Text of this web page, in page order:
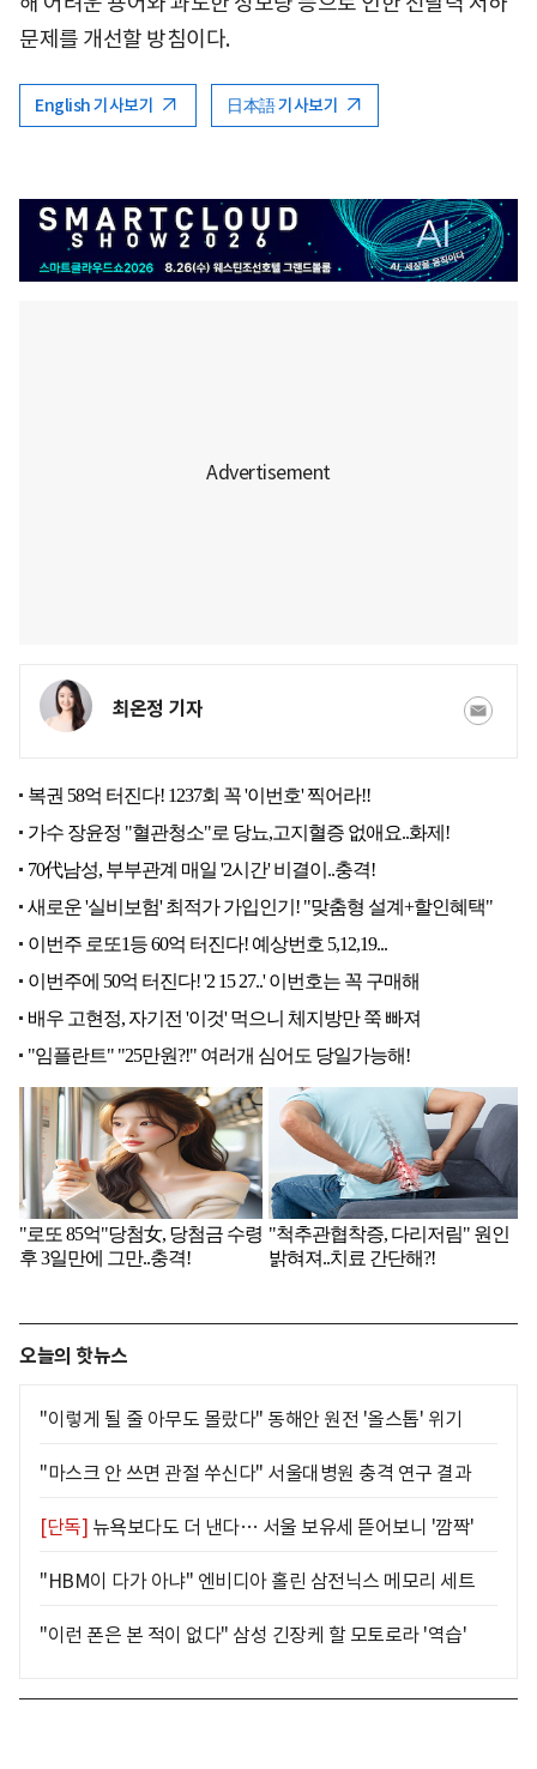
문제를 개선할 방침이다.
English 기사보기 日本語 기사보기
최온정 기자
오늘의 핫뉴스
"이렇게 될 줄 아무도 몰랐다" 동해안 원전 '올스톱' 위기
"마스크 안 쓰면 관절 쑤신다" 서울대병원 충격 연구 결과
[단독] 뉴욕보다도 더 낸다… 서울 보유세 뜯어보니 '깜짝'
"HBM이 다가 아냐" 엔비디아 홀린 삼전닉스 메모리 세트
"이런 폰은 본 적이 없다" 삼성 긴장케 할 모토로라 '역습'